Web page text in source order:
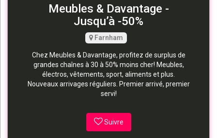
Meubles & Davantage -
Jusqu’à -50%
Farnham
Chez Meubles & Davantage, profitez de surplus de
grandes chaînes à 30 à 50% moins cher! Meubles,
électros, vêtements, sport, aliments et plus.
Nouveaux arrivages réguliers. Premier arrivé, premier
servi!
Suivre